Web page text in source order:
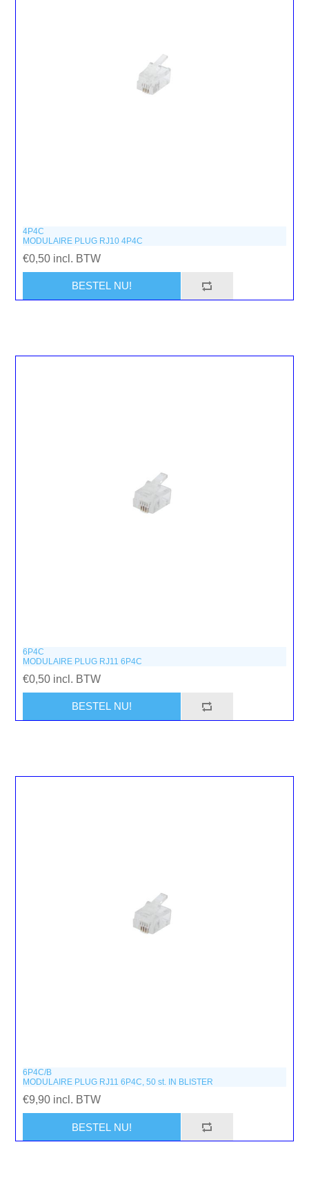
4P4C
MODULAIRE PLUG RJ10 4P4C
€0,50 incl. BTW
6P4C
MODULAIRE PLUG RJ11 6P4C
€0,50 incl. BTW
6P4C/B
MODULAIRE PLUG RJ11 6P4C, 50 st. IN BLISTER
€9,90 incl. BTW